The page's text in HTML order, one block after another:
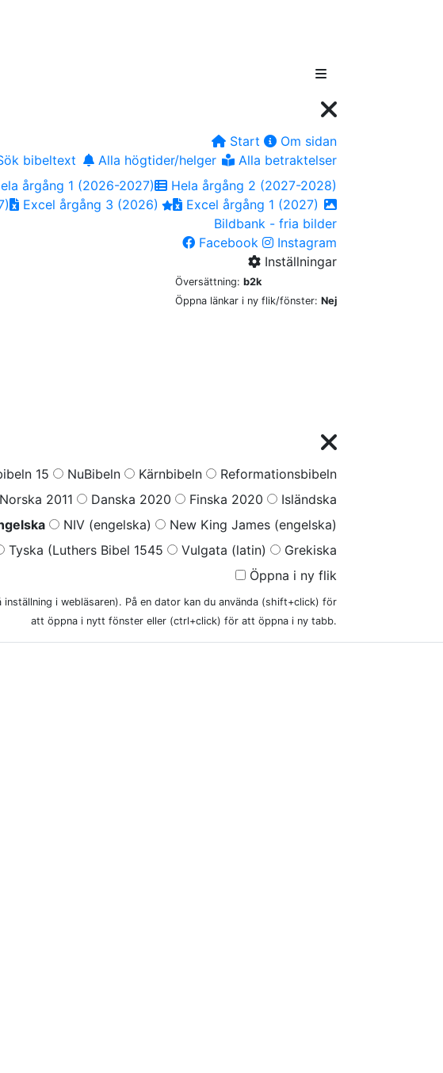
Start
Om sidan
bibeltext Alla högtider/helger
Alla betraktelser
årgång 1 (2026-2027)
Hela årgång 2 (2027-2028)
Excel årgång 3 (2026)
Excel årgång 1 (2027)
Bildbank - fria bilder
Facebook
Instagram
Inställningar
Översättning: b2k
Öppna länkar i ny flik/fönster: Nej
15 NuBibeln Kärnbibeln
Reformationsbibeln
Norska 2011 Danska 2020 Finska 2020
Isländska
NIV (engelska)
New King James (engelska)
Tyska (Luthers Bibel 1545 Vulgata (latin)
Grekiska
Öppna i ny flik
i webläsaren). På en dator kan du använda (shift+click) för
att öppna i nytt fönster eller (ctrl+click) för att öppna i ny tabb.